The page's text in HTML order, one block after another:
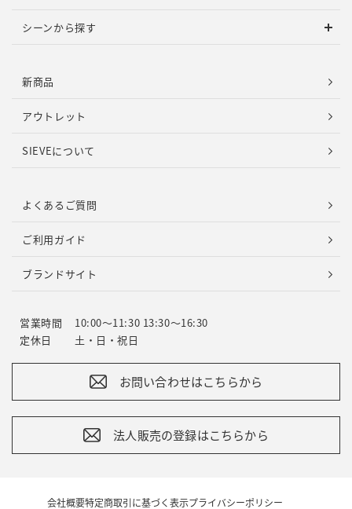
シーンから探す
新商品
アウトレット
SIEVEについて
よくあるご質問
ご利用ガイド
ブランドサイト
営業時間
10:00～11:30 13:30～16:30
定休日
土・日・祝日
お問い合わせはこちらから
法人販売の登録はこちらから
会社概要特定商取引に基づく表示プライバシーポリシー